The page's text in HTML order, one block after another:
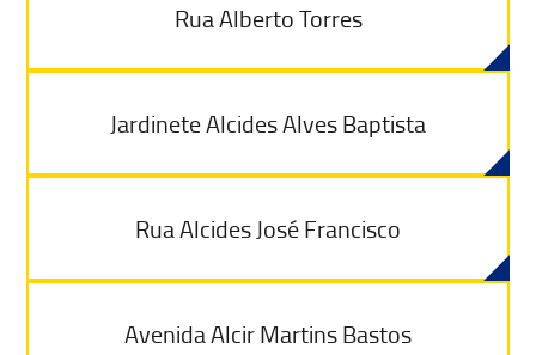
Rua Alberto Torres
Jardinete Alcides Alves Baptista
Rua Alcides José Francisco
Avenida Alcir Martins Bastos